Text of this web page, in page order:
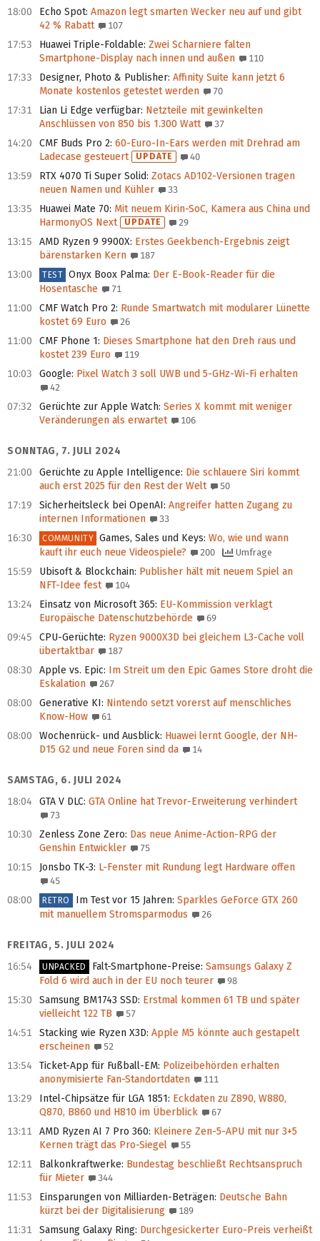
18:00 Echo Spot: Amazon legt smarten Wecker neu auf und gibt
42 % Rabatt
107
17:53 Huawei Triple-Foldable: Zwei Scharniere falten
Smartphone-Display nach innen und außen
110
17:33 Designer, Photo & Publisher: Affinity Suite kann jetzt 6
Monate kostenlos getestet werden
70
17:31 Lian Li Edge verfügbar: Netzteile mit gewinkelten
Anschlüssen von 850 bis 1.300 Watt
37
14:20 CMF Buds Pro 2: 60-Euro-In-Ears werden mit Drehrad am
Ladecase gesteuert
UPDATE 40
13:59 RTX 4070 Ti Super Solid: Zotacs AD102-Versionen tragen
neuen Namen und Kühler
33
13:35 Huawei Mate 70: Mit neuem Kirin-SoC, Kamera aus China und
HarmonyOS Next
UPDATE 29
13:15 AMD Ryzen 9 9900X: Erstes Geekbench-Ergebnis zeigt
bärenstarken Kern
187
13:00 TEST Onyx Boox Palma: Der E-Book-Reader für die
Hosentasche
71
11:00 CMF Watch Pro 2: Runde Smartwatch mit mo­du­la­rer Lünette
kostet 69 Euro
26
11:00 CMF Phone 1: Dieses Smartphone hat den Dreh raus und
kostet 239 Euro
119
10:03 Google: Pixel Watch 3 soll UWB und 5-GHz-Wi-Fi erhalten
42
07:32 Gerüchte zur Apple Watch: Series X kommt mit weniger
Veränderungen als erwartet
106
SONNTAG, 7. JULI 2024
21:00
Gerüchte zu Apple Intelligence: Die schlauere Siri kommt
auch erst 2025 für den Rest der Welt
50
17:19 Sicherheitsleck bei OpenAI: Angreifer hatten Zugang zu
internen Informationen
33
16:30 COMMUNITY Games, Sales und Keys: Wo, wie und wann
kauft ihr euch neue Videospiele?
200 Umfrage
15:59 Ubisoft & Blockchain: Publisher hält mit neuem Spiel an
NFT-Idee fest
104
13:24 Einsatz von Microsoft 365: EU-Kommission verklagt
Europäische Datenschutzbehörde
69
09:45 CPU-Gerüchte: Ryzen 9000X3D bei gleichem L3-Cache voll
übertaktbar
187
08:30 Apple vs. Epic: Im Streit um den Epic Games Store droht die
Eskalation
267
08:00 Generative KI: Nintendo setzt vorerst auf menschliches
Know-How
61
08:00 Wochenrück- und Ausblick: Huawei lernt Google, der NH-
D15 G2 und neue Foren sind da
14
SAMSTAG, 6. JULI 2024
18:04
GTA V DLC: GTA Online hat Trevor-Erweiterung verhindert
73
10:30 Zenless Zone Zero: Das neue Anime-Action-RPG der
Genshin Entwickler
75
10:15 Jonsbo TK-3: L-Fenster mit Rundung legt Hardware offen
45
08:00 RETRO Im Test vor 15 Jahren: Sparkles GeForce GTX 260
mit manuellem Stromsparmodus
26
FREITAG, 5. JULI 2024
16:54
UNPACKED Falt-Smartphone-Preise: Samsungs Galaxy Z
Fold 6 wird auch in der EU noch teurer
98
15:30 Samsung BM1743 SSD: Erstmal kommen 61 TB und später
vielleicht 122 TB
57
14:51 Stacking wie Ryzen X3D: Apple M5 könnte auch gestapelt
erscheinen
52
13:54 Ticket-App für Fußball-EM: Polizeibehörden erhalten
anonymisierte Fan-Standortdaten
111
13:29 Intel-Chipsätze für LGA 1851: Eckdaten zu Z890, W880,
Q870, B860 und H810 im Überblick
67
13:11 AMD Ryzen AI 7 Pro 360: Kleinere Zen-5-APU mit nur 3+5
Kernen trägt das Pro-Siegel
55
12:11 Balkonkraftwerke: Bundestag beschließt Rechtsanspruch
für Mieter
344
11:53 Einsparungen von Milliarden-Beträgen: Deutsche Bahn
kürzt bei der Digitalisierung
189
11:31 Samsung Galaxy Ring: Durchgesickerter Euro-Preis verheißt